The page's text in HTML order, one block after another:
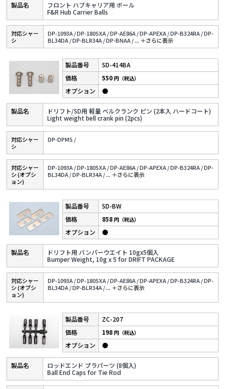
フロント ハブキャリア用 ボール
F&R Hub Carrier Balls
対応シャー
シ
DP-1093A /DP-180SXA /DP-AE86A /DP-APEXA /DP-B324RA /DP-
BL34DA /DP-BLR34A /DP-BNAA /... ＋さらに表⽰
SD-414BA
ドリフト/SD用 軽量 ベルクランク ピン (2本入 ハードコート)
Light weight bell crank pin (2pcs)
550円（税込）
●
対応シャー
シ
DP-DPMS /
対応シャー
シ (オプシ
ョン)
DP-1093A /DP-180SXA /DP-AE86A /DP-APEXA /DP-B324RA /DP-
BL34DA /DP-BLR34A /... ＋さらに表⽰
SD-BW
ドリフト用 バンパーウエイト 10gx5個入
Bumper Weight, 10g x 5 for DRIFT PACKAGE
858円（税込）
●
対応シャー
シ (オプシ
ョン)
DP-1093A /DP-180SXA /DP-AE86A /DP-APEXA /DP-B324RA /DP-
BL34DA /DP-BLR34A /... ＋さらに表⽰
ZC-207
ロッドエンド プラパーツ (8個入)
Ball End Caps for Tie Rod
198円（税込）
●